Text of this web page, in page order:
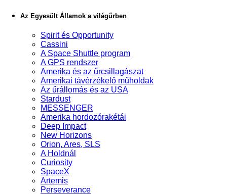
Az Egyesült Államok a világűrben
Spirit és Opportunity
Cassini
A Space Shuttle program
A GPS rendszer
Amerika és az űrcsillagászat
Amerikai távérzékelő műholdak
Az űrállomás és az USA
Stardust
MESSENGER
Amerika hordozórakétái
Deep Impact
New Horizons
Orion, Ares, SLS
A Holdnál
Curiosity
SpaceX
Artemis
Perseverance